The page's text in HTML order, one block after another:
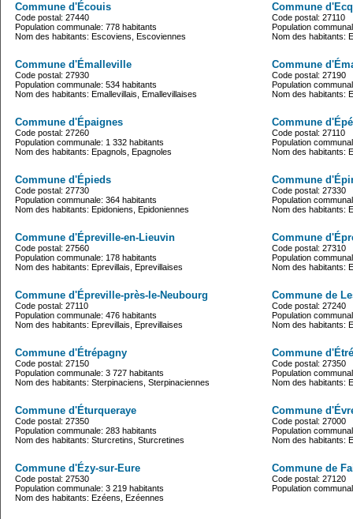
Commune d'Écouis
Code postal: 27440
Population communale: 778 habitants
Nom des habitants: Escoviens, Escoviennes
Commune
Code postal: 27110
Population
Nom des habitants:
Commune d'Émalleville
Code postal: 27930
Population communale: 534 habitants
Nom des habitants: Emallevillais, Emallevillaises
Commune
Code postal: 27190
Population
Nom des habitants:
Commune d'Épaignes
Code postal: 27260
Population communale: 1 332 habitants
Nom des habitants: Epagnols, Epagnoles
Commune
Code postal: 27110
Population
Nom des habitants:
Commune d'Épieds
Code postal: 27730
Population communale: 364 habitants
Nom des habitants: Epidoniens, Epidoniennes
Commune
Code postal: 27330
Population
Nom des habitants:
Commune d'Épreville-en-Lieuvin
Code postal: 27560
Population communale: 178 habitants
Nom des habitants: Eprevillais, Eprevillaises
Commune
Code postal: 27310
Population
Nom des habitants:
Commune d'Épreville-près-le-Neubourg
Code postal: 27110
Population communale: 476 habitants
Nom des habitants: Eprevillais, Eprevillaises
Commune de
Code postal: 27240
Population
Nom des habitants:
Commune d'Étrépagny
Code postal: 27150
Population communale: 3 727 habitants
Nom des habitants: Sterpinaciens, Sterpinaciennes
Commune
Code postal: 27350
Population
Nom des habitants:
Commune d'Éturqueraye
Code postal: 27350
Population communale: 283 habitants
Nom des habitants: Sturcretins, Sturcretines
Commune
Code postal: 27000
Population
Nom des habitants:
Commune d'Ézy-sur-Eure
Code postal: 27530
Population communale: 3 219 habitants
Nom des habitants: Ezéens, Ezéennes
Commune de
Code postal: 27120
Population